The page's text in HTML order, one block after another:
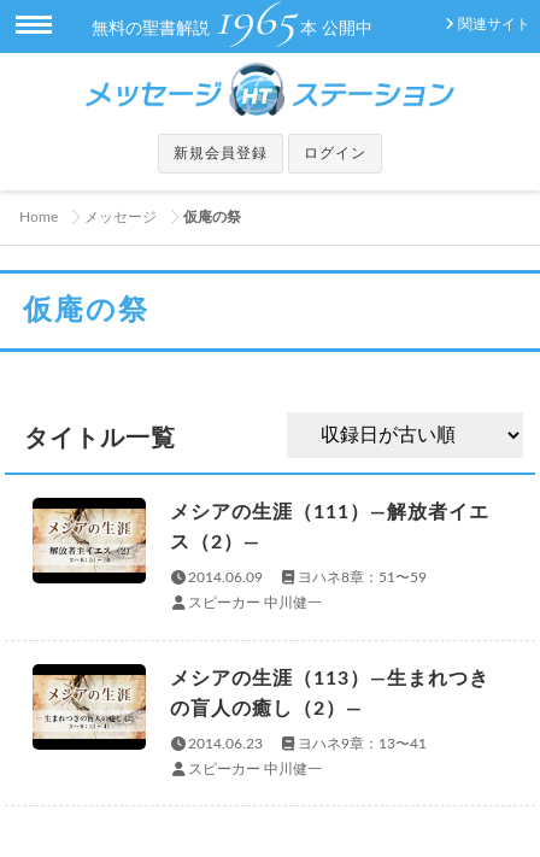
関連サイト
無料の聖書解説 1965 本 公開中
新規会員登録 ログイン
Home メッセージ 仮庵の祭
仮庵の祭
タイトル一覧
メシアの生涯（111）—解放者イエ
ス（2）—
2014.06.09
ヨハネ8章：51〜59
スピーカー 中川健一
メシアの生涯（113）—生まれつき
の盲人の癒し（2）—
2014.06.23
ヨハネ9章：13〜41
スピーカー 中川健一